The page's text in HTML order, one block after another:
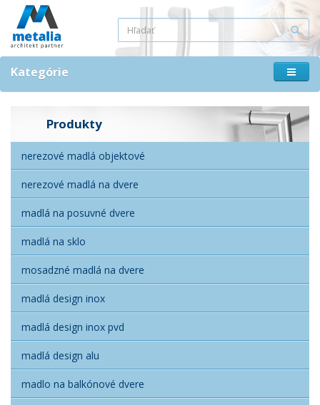
Kategórie
Produkty
nerezové madlá objektové
nerezové madlá na dvere
madlá na posuvné dvere
madlá na sklo
mosadzné madlá na dvere
madlá design inox
madlá design inox pvd
madlá design alu
madlo na balkónové dvere